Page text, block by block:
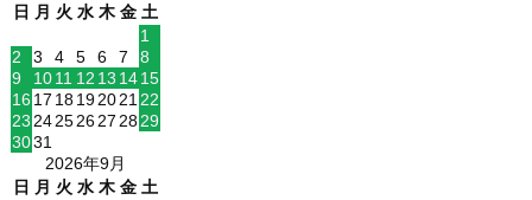
日
月 火 水 木 金 土
1
2
3 4 5 6 7
8
9
1011 12 13 1415
16 17 18192021 22
23 24252627 2829
3031
2026年9月
日
月 火 水 木 金 土